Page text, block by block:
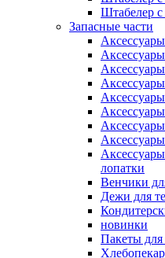
Штабелер
Запасные части
лопатки
Венчики
Дежи для
новинки
Пакеты